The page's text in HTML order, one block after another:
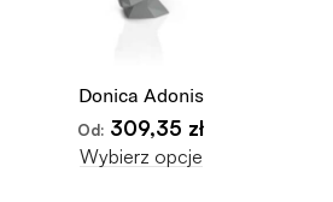
Donica Adonis
Od: 309,35 zł
Wybierz opcje